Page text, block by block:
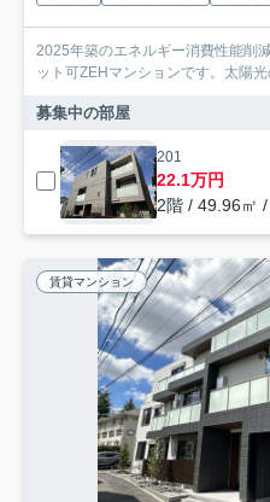
2025年築のエネルギー消費性能削
ット可ZEHマンションです。太陽
募集中の部屋
201
22.1万円
2階 / 49.96㎡
賃貸マンション